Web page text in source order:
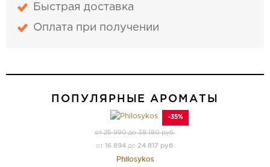
Быстрая доставка
Оплата при получении
ПОПУЛЯРНЫЕ АРОМАТЫ
-35%
от 25 990 до 38 180 руб.
от 16 894до 24 817 руб.
Philosykos